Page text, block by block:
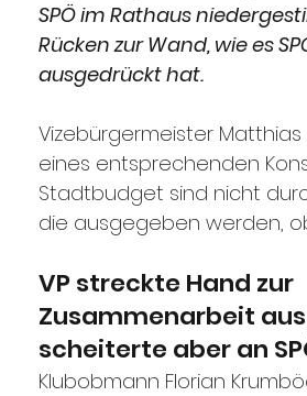
SPÖ im Rathaus
Rücken zur Wand, wie es
ausgedrückt hat.
Vizebürgermeister
eines entsprechenden
Stadtbudget sind nicht
die ausgegeben werden,
VP streckte Hand zur
Zusammenarbeit
scheiterte aber an
Klubobmann Florian